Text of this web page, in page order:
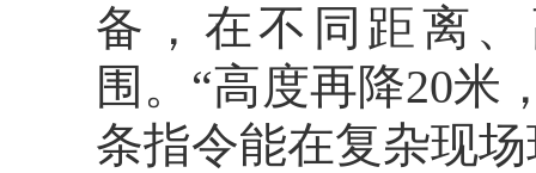
备，在不同距离
围。“高度再降20米
条指令能在复杂现